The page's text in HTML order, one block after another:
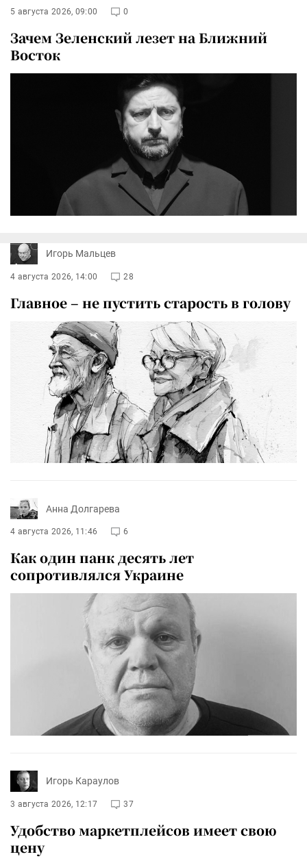
5 августа 2026, 09:00 0
Зачем Зеленский лезет на Ближний
Восток
Игорь Мальцев
4 августа 2026, 14:00 28
Главное – не пустить старость в голову
Анна Долгарева
4 августа 2026, 11:46 6
Как один панк десять лет
сопротивлялся Украине
Игорь Караулов
3 августа 2026, 12:17 37
Удобство маркетплейсов имеет свою
цену